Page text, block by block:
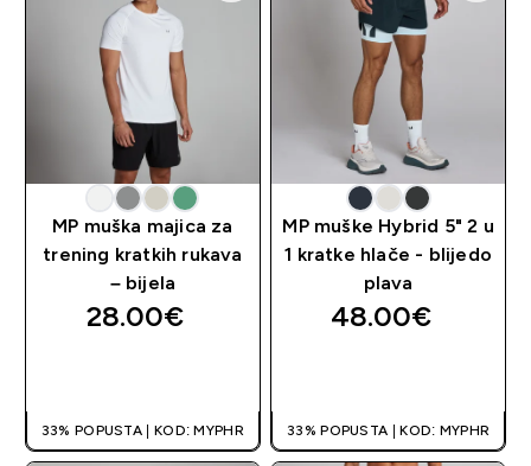
MP muška majica za
trening kratkih rukava
– bijela
28.00€‎
33% POPUSTA | KOD: MYPHR
MP muške Hybrid 5" 2 u
1 kratke hlače - blijedo
plava
48.00€‎
33% POPUSTA | KOD: MYPHR